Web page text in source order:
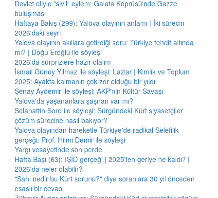
Devlet eliyle "sivil" eylem: Galata Köprüsü'nde Gazze
buluşması
Haftaya Bakış (299): Yalova olayının anlamı | İki sürecin
2026'daki seyri
Yalova olayının akıllara getirdiği soru: Türkiye tehdit altında
mı? | Doğu Eroğlu ile söyleşi
2026'da sürprizlere hazır olalım
İsmail Güney Yılmaz ile söyleşi: Lazlar | Kimlik ve Toplum
2025: Ayakta kalmanın çok zor olduğu bir yıldı
Şenay Aydemir ile söyleşi: AKP'nin Kültür Savaşı
Yalova'da yaşananlara şaşıran var mı?
Selahattin Soro ile söyleşi: Sürgündeki Kürt siyasetçiler
çözüm sürecine nasıl bakıyor?
Yalova olayından hareketle Türkiye'de radikal Selefilik
gerçeği: Prof. Hilmi Demir ile söyleşi
Yargı vesayetinde son perde
Hafta Başı (63): IŞİD gerçeği | 2025'ten geriye ne kaldı? |
2026'da neler olabilir?
"Sahi nedir bu Kürt sorunu?" diye soranlara 30 yıl önceden
esaslı bir cevap